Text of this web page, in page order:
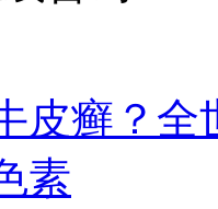
皮癣？全
素